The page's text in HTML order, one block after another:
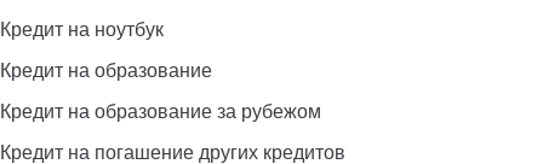
Кредит на ноутбук
Кредит на образование
Кредит на образование за рубежом
Кредит на погашение других кредитов